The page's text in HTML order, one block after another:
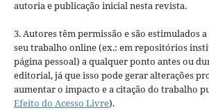
autoria e publicação inicial nesta revista.
3. Autores têm permissão e são estimulados
seu trabalho online (ex.: em repositórios
página pessoal) a qualquer ponto antes ou
editorial, já que isso pode gerar alterações
aumentar o impacto e a citação do trabalho
Efeito do Acesso Livre).